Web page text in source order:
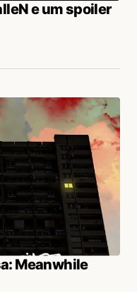
e um spoiler
Meanwhile